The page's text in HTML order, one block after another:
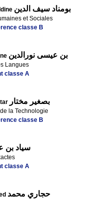
بومناد سيف الدين
et Sociales
classe B
بن عيسى نورالدين
Langues
classe A
بصغير مختار
la Technologie
classe B
سياد بن
classe A
حجاري محمد